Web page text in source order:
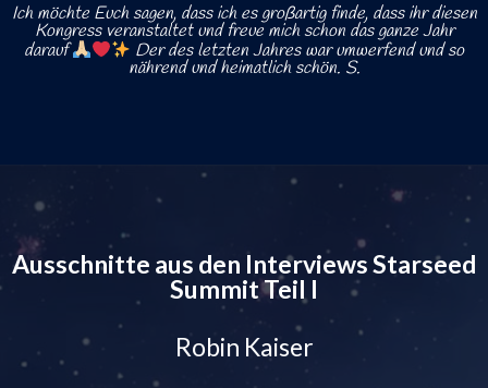
Ich möchte Euch sagen, dass ich es großartig finde, dass ihr diesen
Kongress veranstaltet und freue mich schon das ganze Jahr
darauf
Der des letzten Jahres war umwerfend und so
nährend und heimatlich schön. S.
Ausschnitte aus den Interviews Starseed
Summit Teil I
Robin Kaiser